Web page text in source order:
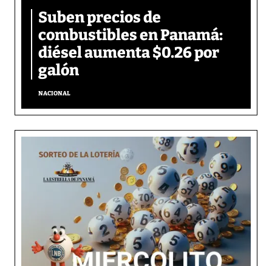
Suben precios de
combustibles en Panamá:
diésel aumenta $0.26 por
galón
NACIONAL